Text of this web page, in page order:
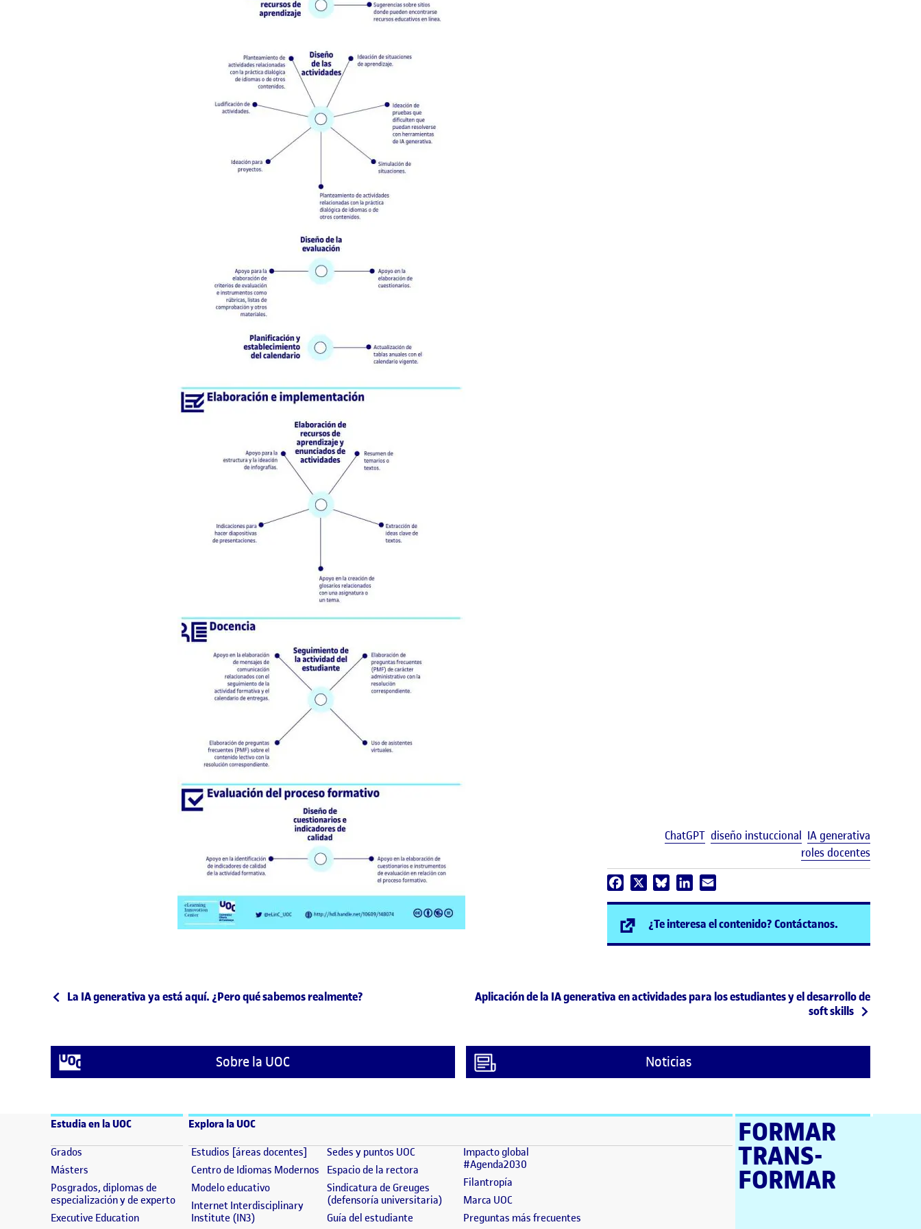
ChatGPT diseño instuccional IA generativa
roles docentes
Facebook Bluesky LinkedIn
¿Te interesa el contenido? Contáctanos.
Post navigation
Publicación anterior
La IA generativa ya está aquí. ¿Pero qué sabemos realmente? Siguiente publicación
Aplicación de la IA generativa en actividades para los estudiantes y el desarrollo de
soft skills
Sobre la UOC Noticias
Estudia en la UOC
Grados (se abre en nueva ventana)
Másters (se abre en nueva ventana)
Posgrados, diplomas de
especialización y de experto(se abre en nueva ventana)
Executive Education(se abre en nueva ventana)
Explora la UOC
Estudios [áreas docentes] (se abre en nueva ventana)
Centro de Idiomas Modernos(se abre en nueva ventana)
Modelo educativo(se abre en nueva ventana)
Internet Interdisciplinary
Institute (IN3)(se abre en nueva ventana)
Sedes y puntos UOC(se abre en nueva ventana)
Espacio de la rectora (se abre en nueva ventana)
Sindicatura de Greuges
(defensoría universitaria) (se abre en nueva ventana)
Guía del estudiante (se abre en nueva ventana)
Impacto global
#Agenda2030(se abre en nueva ventana)
Filantropía(se abre en nueva ventana)
Marca UOC(se abre en nueva ventana)
Preguntas más frecuentes(se abre en nueva ventana)
FORMAR
TRANS­
FORMAR